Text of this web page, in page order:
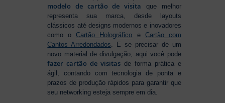
modelo de cartão de visita que melhor
representa sua marca, desde layouts
clássicos até designs modernos e inovadores
como oCartão Holográfico e Cartão com
Cantos Arredondados. E se precisar de um
novo material de divulgação, aqui você pode
fazer cartão de visitas de forma prática e
ágil, contando com tecnologia de ponta e
prazos de produção rápidos para garantir que
seu networking esteja sempre em dia.